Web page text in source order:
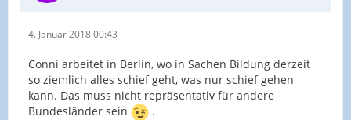
4. Januar 2018 00:43
Conni arbeitet in Berlin, wo in Sachen Bildung derzeit
so ziemlich alles schief geht, was nur schief gehen
kann. Das muss nicht repräsentativ für andere
Bundesländer sein
.